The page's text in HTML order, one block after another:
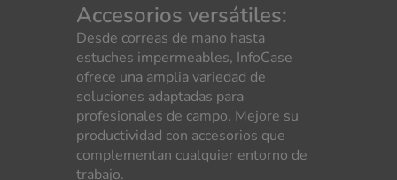
Accesorios versátiles:
Desde correas de mano hasta
estuches impermeables, InfoCase
ofrece una amplia variedad de
soluciones adaptadas para
profesionales de campo. Mejore su
productividad con accesorios que
complementan cualquier entorno de
trabajo.